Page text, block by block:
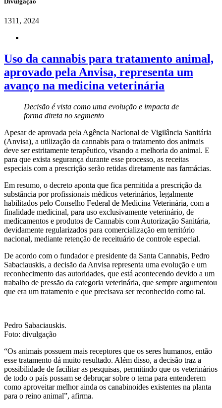
1311, 2024
Uso da cannabis para tratamento animal,
aprovado pela Anvisa, representa um
avanço na medicina veterinária
Decisão é vista como uma evolução e impacta de
forma direta no segmento
Apesar de aprovada pela Agência Nacional de Vigilância Sanitária
(Anvisa), a utilização da cannabis para o tratamento dos animais
deve ser estritamente terapêutico, visando a melhoria do animal. E
para que exista segurança durante esse processo, as receitas
especiais com a prescrição serão retidas diretamente nas farmácias.
Em resumo, o decreto aponta que fica permitida a prescrição da
substância por profissionais médicos veterinários, legalmente
habilitados pelo Conselho Federal de Medicina Veterinária, com a
finalidade medicinal, para uso exclusivamente veterinário, de
medicamentos e produtos de Cannabis com Autorização Sanitária,
devidamente regularizados para comercialização em território
nacional, mediante retenção de receituário de controle especial.
De acordo com o fundador e presidente da Santa Cannabis, Pedro
Sabaciauskis, a decisão da Anvisa representa uma evolução e um
reconhecimento das autoridades, que está acontecendo devido a um
trabalho de pressão da categoria veterinária, que sempre argumentou
que era um tratamento e que precisava ser reconhecido como tal.
Pedro Sabaciauskis.
Foto: divulgação
“Os animais possuem mais receptores que os seres humanos, então
esse tratamento dá muito resultado. Além disso, a decisão traz a
possibilidade de facilitar as pesquisas, permitindo que os veterinários
de todo o país possam se debruçar sobre o tema para entenderem
como aproveitar melhor ainda os canabinoides existentes na planta
para o reino animal”, afirma.